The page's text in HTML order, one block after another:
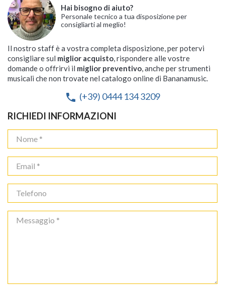
Hai bisogno di aiuto?
Personale tecnico a tua disposizione per
consigliarti al meglio!
Il nostro staff è a vostra completa disposizione, per potervi
consigliare sul miglior acquisto, rispondere alle vostre
domande o offrirvi il miglior preventivo, anche per strumenti
musicali che non trovate nel catalogo online di Bananamusic.
phone (+39) 0444 134 3209
RICHIEDI INFORMAZIONI